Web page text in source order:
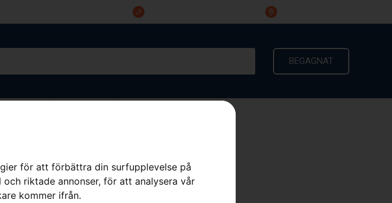
för att förbättra din surfupplevelse på
riktade annonser, för att analysera vår
kommer ifrån.
BEGAGNAT